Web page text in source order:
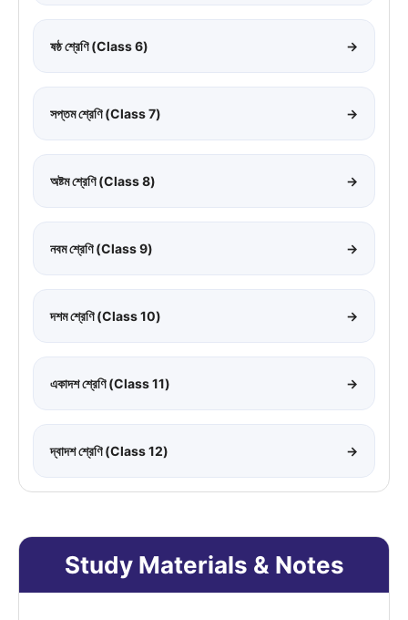
ষষ্ঠ শ্রেণি (Class 6) →
সপ্তম শ্রেণি (Class 7) →
অষ্টম শ্রেণি (Class 8) →
নবম শ্রেণি (Class 9) →
দশম শ্রেণি (Class 10) →
একাদশ শ্রেণি (Class 11) →
দ্বাদশ শ্রেণি (Class 12) →
Study Materials & Notes